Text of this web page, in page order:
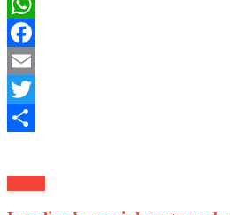
WhatsApp
Facebook
Email
Twitter